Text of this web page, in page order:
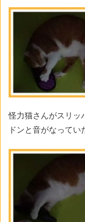
怪力猫さんがスリッ
ドンと音がなってい